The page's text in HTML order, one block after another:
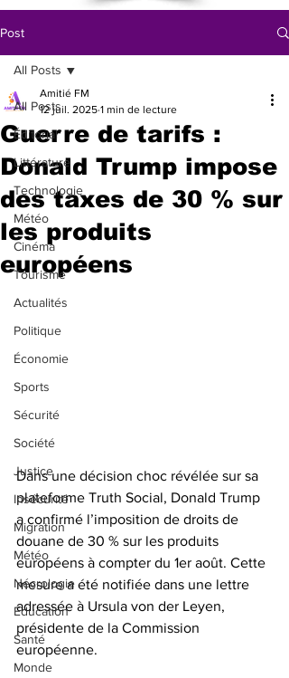
Post
All Posts
Éditorial
Littérature
Technologie
Météo
Cinéma
Tourisme
Actualités
Politique
Économie
Sports
Sécurité
Société
Justice
Insécurité
Migration
Météo
Nécrologie
Éducation
Santé
Monde
All Posts
Guerre de tarifs :
Donald Trump impose
des taxes de 30 % sur
les produits
européens
Amitié FM
12 juil. 2025 1 min de lecture
Dans une décision choc révélée sur sa
plateforme Truth Social, Donald Trump
a confirmé l’imposition de droits de
douane de 30 % sur les produits
européens à compter du 1er août. Cette
mesure a été notifiée dans une lettre
adressée à Ursula von der Leyen,
présidente de la Commission
européenne.